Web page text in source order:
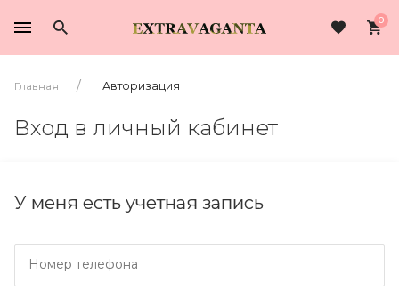
0
Главная Авторизация
Вход в личный кабинет
У меня есть учетная запись
Номер телефона